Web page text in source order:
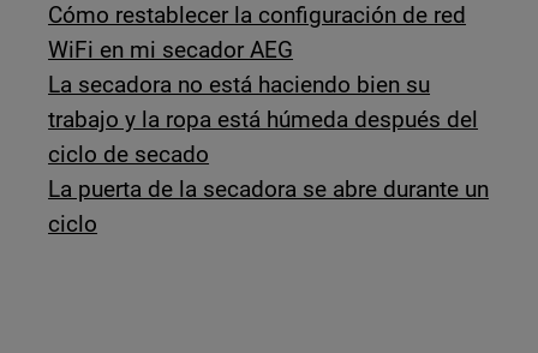
Cómo restablecer la configuración de red
WiFi en mi secador AEG
La secadora no está haciendo bien su
trabajo y la ropa está húmeda después del
ciclo de secado
La puerta de la secadora se abre durante un
ciclo